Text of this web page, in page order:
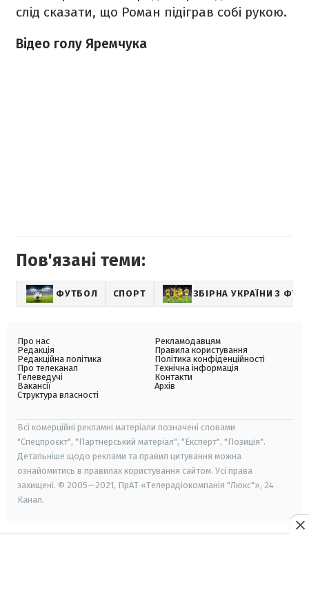
слід сказати, що Роман підіграв собі рукою.
Відео голу Яремчука
Пов'язані теми:
ФУТБОЛ СПОРТ ЗБІРНА УКРАЇНИ З
Про нас
Редакція
Редакційна політика
Про телеканал
Телеведучі
Вакансії
Структура власності
Рекламодавцям
Правила користування
Політика конфіденційності
Технічна інформація
Контакти
Архів
Всі комерційні рекламні матеріали позначені словами
"Спецпроєкт", "Партнерський матеріал", "Експерт", "Позиція".
Детальніше щодо реклами та правил цитування можна
ознайомитись в правилах користування сайтом. Усі права
захищені. © 2005—2021, ПрАТ «Телерадіокомпанія "Люкс"», 24
Канал.